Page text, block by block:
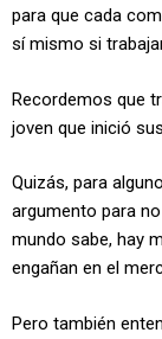
para que cada
sí mismo si
Recordemos que
joven que inició
Quizás, para
argumento para
mundo sabe, hay
engañan en el
Pero también